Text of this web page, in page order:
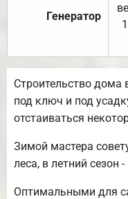
Генератор
Строительство дома
под ключ и под
отстаиваться
Зимой мастера
леса, в летний сезон
Оптимальными для